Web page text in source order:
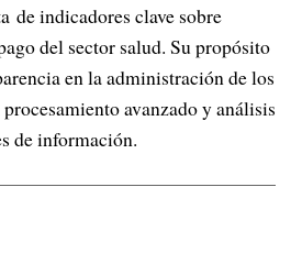
de indicadores clave sobre
del sector salud. Su propósito
en la administración de los
avanzado y análisis
de información.